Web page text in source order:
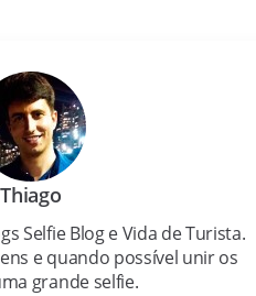
Thiago
Selfie Blog e Vida de Turista.
e quando possível unir os
grande selfie.